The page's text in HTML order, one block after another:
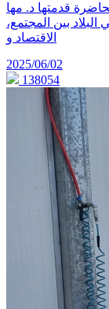
قدمتها د. مها
بين المجتمع،
الاقتصاد و
2025/06/02
138054